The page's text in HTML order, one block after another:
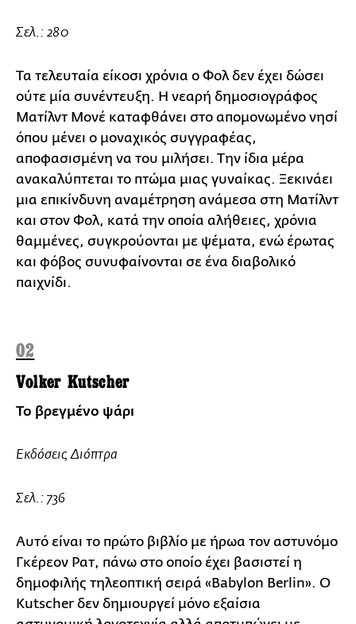
Σελ.: 280
Τα τελευταία είκοσι χρόνια ο Φολ δεν έχει δώσει
ούτε μία συνέντευξη. Η νεαρή δημοσιογράφος
Ματίλντ Μονέ καταφθάνει στο απομονωμένο νησί
όπου μένει ο μοναχικός συγγραφέας,
αποφασισμένη να του μιλήσει. Την ίδια μέρα
ανακαλύπτεται το πτώμα μιας γυναίκας. Ξεκινάει
μια επικίνδυνη αναμέτρηση ανάμεσα στη Ματίλντ
και στον Φολ, κατά την οποία αλήθειες, χρόνια
θαμμένες, συγκρούονται με ψέματα, ενώ έρωτας
και φόβος συνυφαίνονται σε ένα διαβολικό
παιχνίδι.
02
Volker Kutscher
Το βρεγμένο ψάρι
Εκδόσεις Διόπτρα
Σελ.: 736
Αυτό είναι το πρώτο βιβλίο με ήρωα τον αστυνόμο
Γκέρεον Ρατ, πάνω στο οποίο έχει βασιστεί η
δημοφιλής τηλεοπτική σειρά «Babylon Berlin». Ο
Kutscher δεν δημιουργεί μόνο εξαίσια